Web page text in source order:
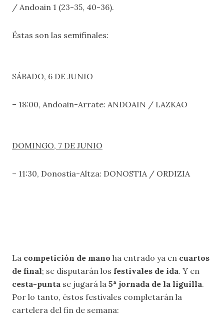
/ Andoain 1 (23-35, 40-36).
Éstas son las semifinales:
SÁBADO, 6 DE JUNIO
– 18:00, Andoain-Arrate: ANDOAIN / LAZKAO
DOMINGO, 7 DE JUNIO
– 11:30, Donostia-Altza: DONOSTIA / ORDIZIA
La competición de mano ha entrado ya en cuartos
de final; se disputarán los festivales de ida. Y en
cesta-punta se jugará la 5ª jornada de la liguilla.
Por lo tanto, éstos festivales completarán la
cartelera del fin de semana: